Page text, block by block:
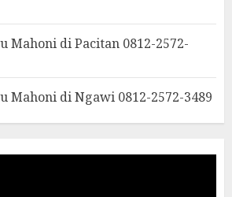
Mahoni di Pacitan 0812-2572-
Mahoni di Ngawi 0812-2572-3489